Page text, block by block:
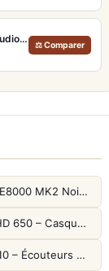
Sennheiser HDB 630 – Casque Bluetooth audiophile 60h avec ANC adaptative
⚖ Comparer
Final Audio ZE8000 MK2 Noir – Écouteurs True Wireless audiophiles 8K Sound
Sennheiser HD 650 – Casque audiophile ouvert pour l'écoute analytique
Sony WF-C510 – Écouteurs True Wireless compacts, autonomie 22h et multipoint